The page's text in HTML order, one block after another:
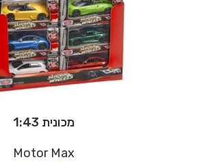
מכונית 1:43
Motor Max